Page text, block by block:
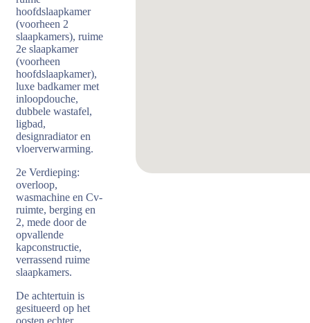
hoofdslaapkamer
(voorheen 2
slaapkamers), ruime
2e slaapkamer
(voorheen
hoofdslaapkamer),
luxe badkamer met
inloopdouche,
dubbele wastafel,
ligbad,
designradiator en
vloerverwarming.
2e Verdieping:
overloop,
wasmachine en Cv-
ruimte, berging en
2, mede door de
opvallende
kapconstructie,
verrassend ruime
slaapkamers.
De achtertuin is
gesitueerd op het
oosten echter